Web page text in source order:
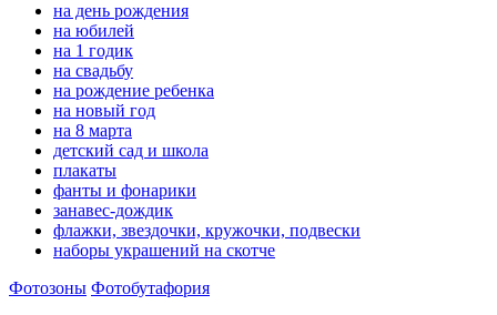
на день рождения
на юбилей
на 1 годик
на свадьбу
на рождение ребенка
на новый год
на 8 марта
детский сад и школа
плакаты
фанты и фонарики
занавес-дождик
флажки, звездочки, кружочки, подвески
наборы украшений на скотче
Фотозоны Фотобутафория